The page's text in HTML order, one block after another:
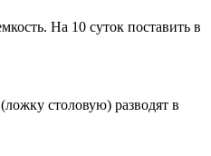
На 10 суток поставить в
столовую) разводят в